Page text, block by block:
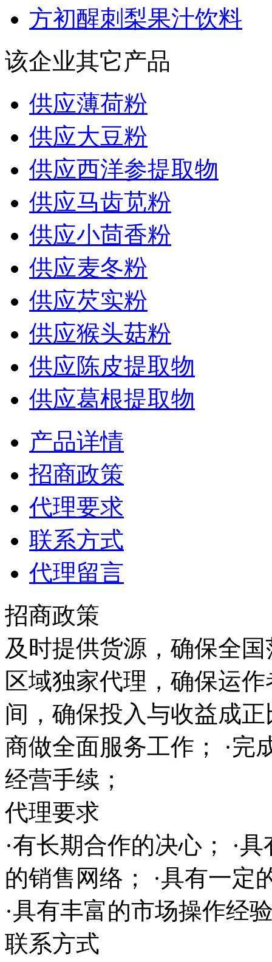
方初醒刺梨果汁饮料
该企业其它产品
供应薄荷粉
供应大豆粉
供应西洋参提取物
供应马齿苋粉
供应小茴香粉
供应麦冬粉
供应芡实粉
供应猴头菇粉
供应陈皮提取物
供应葛根提取物
产品详情
招商政策
代理要求
联系方式
代理留言
招商政策
及时提供货源，确保全
区域独家代理，确保运
间，确保投入与收益成
商做全面服务工作； ·完
经营手续；
代理要求
·有长期合作的决心； ·
的销售网络； ·具有一定
·具有丰富的市场操作经
联系方式